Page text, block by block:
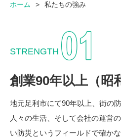
ホーム 私たちの強み
STRENGTH
創業90年以上（昭
地元足利市にて90年以上、街の
人々の生活、そして会社の運営
い防災というフィールドで確か